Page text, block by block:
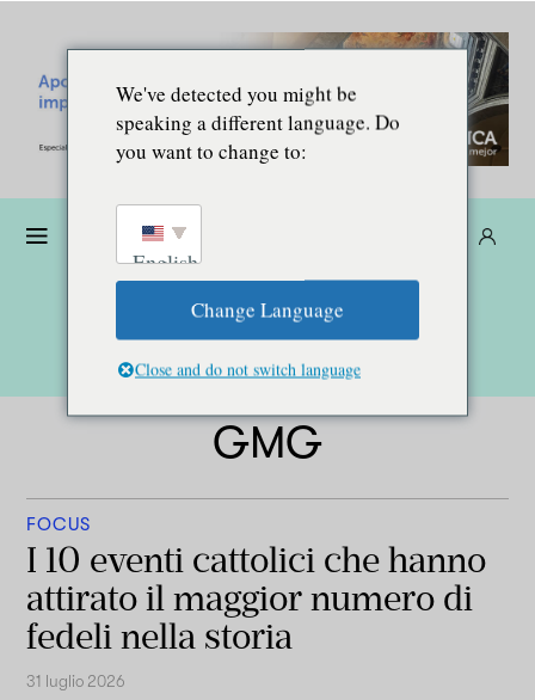
GMG
FOCUS
I 10 eventi cattolici che hanno
attirato il maggior numero di
fedeli nella storia
31 luglio 2026
We've detected you might be
speaking a different language. Do
you want to change to:
English
Change Language
Close and do not switch language